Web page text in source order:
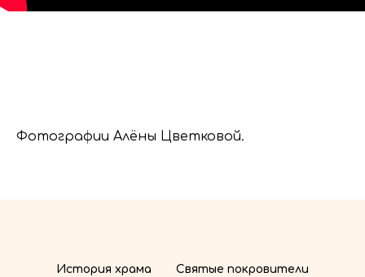
Фотографии Алёны Цветковой.
История храма Святые покровители